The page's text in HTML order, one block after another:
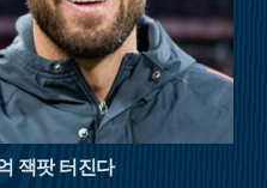
곳은 거대한 화강암 암릉미가
완성하는 것은 단연 용추계곡
이 빚어낸 하트 모양의 용추
선사하며, 조선 시대 학자 이
넉한 풍류를 더한다. 육산의
시에 지닌 대야산은 8월 산행
보석으로 불리는 밀양 구만산
잭팟 터진다